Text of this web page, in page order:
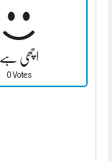
اچھی ہے
0 Votes